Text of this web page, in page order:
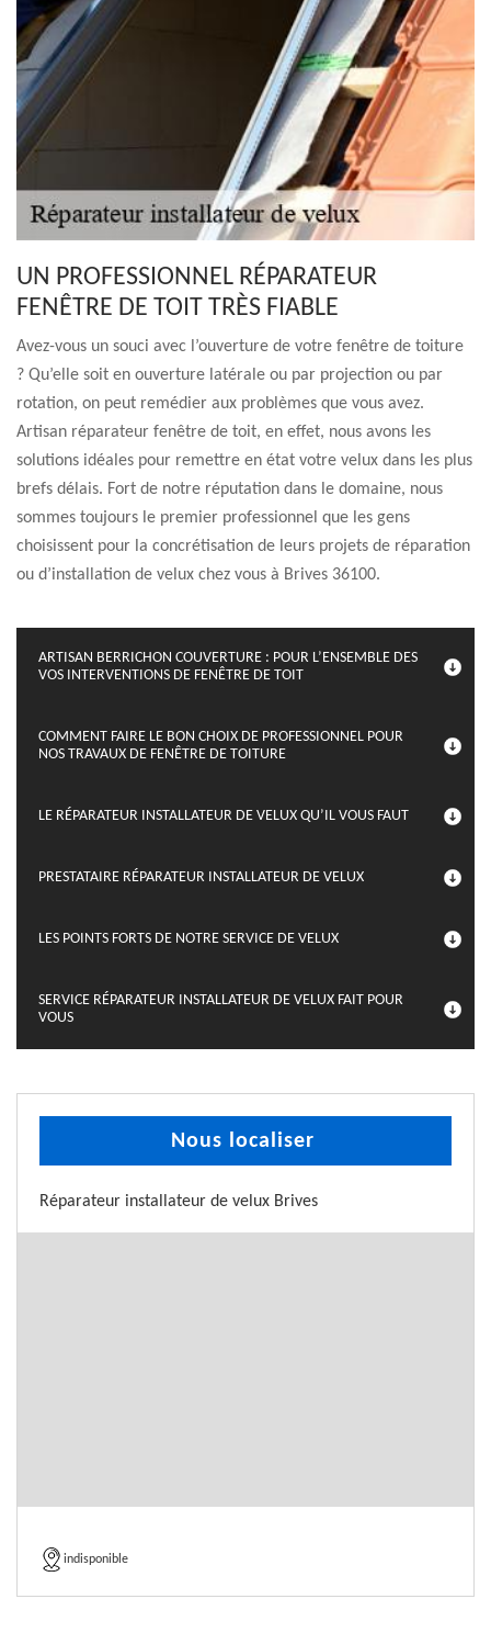
UN PROFESSIONNEL RÉPARATEUR
FENÊTRE DE TOIT TRÈS FIABLE
Avez-vous un souci avec l’ouverture de votre fenêtre de toiture
? Qu’elle soit en ouverture latérale ou par projection ou par
rotation, on peut remédier aux problèmes que vous avez.
Artisan réparateur fenêtre de toit, en effet, nous avons les
solutions idéales pour remettre en état votre velux dans les plus
brefs délais. Fort de notre réputation dans le domaine, nous
sommes toujours le premier professionnel que les gens
choisissent pour la concrétisation de leurs projets de réparation
ou d’installation de velux chez vous à Brives 36100.
ARTISAN BERRICHON COUVERTURE : POUR L’ENSEMBLE DES
VOS INTERVENTIONS DE FENÊTRE DE TOIT
COMMENT FAIRE LE BON CHOIX DE PROFESSIONNEL POUR
NOS TRAVAUX DE FENÊTRE DE TOITURE
LE RÉPARATEUR INSTALLATEUR DE VELUX QU’IL VOUS FAUT
PRESTATAIRE RÉPARATEUR INSTALLATEUR DE VELUX
LES POINTS FORTS DE NOTRE SERVICE DE VELUX
SERVICE RÉPARATEUR INSTALLATEUR DE VELUX FAIT POUR
VOUS
Nous localiser
Réparateur installateur de velux Brives
indisponible